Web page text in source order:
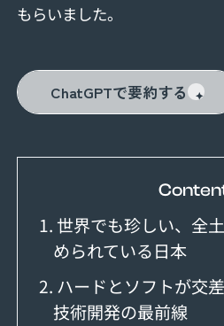
もらいました。
ChatGPTで要約する
1. 世界でも珍しい、全
められている日本
2. ハードとソフトが交
技術開発の最前線